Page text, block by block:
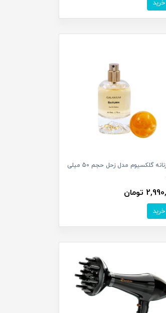
عطر زنانه گلکسیوم مدل زحل حجم 50 میلی
تومان